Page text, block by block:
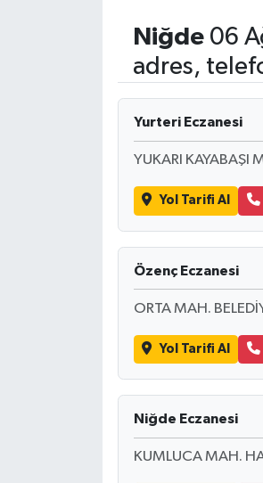
Niğde06
adres,
Yurteri Eczanesi
YUKARI KAYABAŞI
Yol Tarifi Al
Özenç Eczanesi
ORTA MAH.
Yol Tarifi Al
Niğde Eczanesi
KUMLUCA MAH.